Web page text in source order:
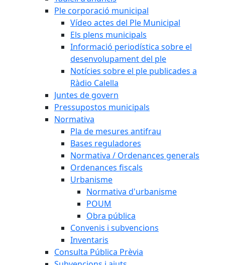
Ple corporació municipal
Vídeo actes del Ple Municipal
Els plens municipals
Informació periodística sobre el
desenvolupament del ple
Notícies sobre el ple publicades a
Ràdio Calella
Juntes de govern
Pressupostos municipals
Normativa
Pla de mesures antifrau
Bases reguladores
Normativa / Ordenances generals
Ordenances fiscals
Urbanisme
Normativa d'urbanisme
POUM
Obra pública
Convenis i subvencions
Inventaris
Consulta Pública Prèvia